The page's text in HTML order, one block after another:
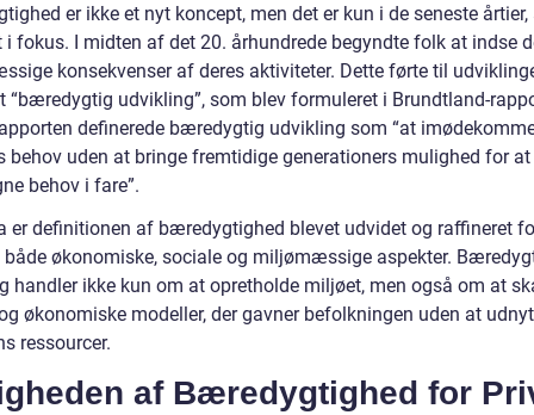
er ikke et nyt koncept, men det er kun i de seneste årtier,
i fokus. I midten af det 20. århundrede begyndte folk at indse
konsekvenser af deres aktiviteter. Dette førte til
“bæredygtig udvikling”, som blev formuleret i Brundtland-
definerede bæredygtig udvikling som “at
behov uden at bringe fremtidige generationers mulighed for
behov i fare”.
er definitionen af bæredygtighed blevet udvidet og raffineret
økonomiske, sociale og miljømæssige aspekter.
handler ikke kun om at opretholde miljøet, men også om at
økonomiske modeller, der gavner befolkningen uden at
ressourcer.
af Bæredygtighed for